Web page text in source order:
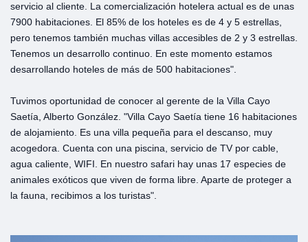
servicio al cliente. La comercialización hotelera actual es de unas
7900 habitaciones. El 85% de los hoteles es de 4 y 5 estrellas,
pero tenemos también muchas villas accesibles de 2 y 3 estrellas.
Tenemos un desarrollo continuo. En este momento estamos
desarrollando hoteles de más de 500 habitaciones".
Tuvimos oportunidad de conocer al gerente de la Villa Cayo
Saetía, Alberto González. "Villa Cayo Saetía tiene 16 habitaciones
de alojamiento. Es una villa pequeña para el descanso, muy
acogedora. Cuenta con una piscina, servicio de TV por cable,
agua caliente, WIFI. En nuestro safari hay unas 17 especies de
animales exóticos que viven de forma libre. Aparte de proteger a
la fauna, recibimos a los turistas".